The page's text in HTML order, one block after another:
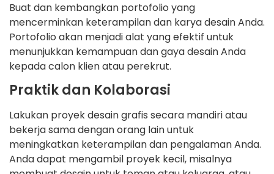
Buat dan kembangkan portofolio yang
mencerminkan keterampilan dan karya desain Anda.
Portofolio akan menjadi alat yang efektif untuk
menunjukkan kemampuan dan gaya desain Anda
kepada calon klien atau perekrut.
Praktik dan Kolaborasi
Lakukan proyek desain grafis secara mandiri atau
bekerja sama dengan orang lain untuk
meningkatkan keterampilan dan pengalaman Anda.
Anda dapat mengambil proyek kecil, misalnya